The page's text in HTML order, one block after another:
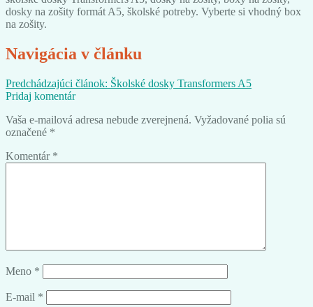
dosky na zošity formát A5, školské potreby. Vyberte si vhodný box
na zošity.
Navigácia v článku
Predchádzajúci článok: Školské dosky Transformers A5
Pridaj komentár
Vaša e-mailová adresa nebude zverejnená. Vyžadované polia sú
označené *
Komentár *
Meno *
E-mail *